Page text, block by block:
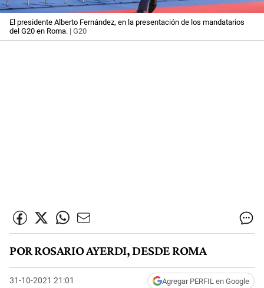
El presidente Alberto Fernández, en la presentación de los mandatarios
del G20 en Roma. | G20
POR ROSARIO AYERDI, DESDE ROMA
31-10-2021 21:01 Agregar PERFIL en Google